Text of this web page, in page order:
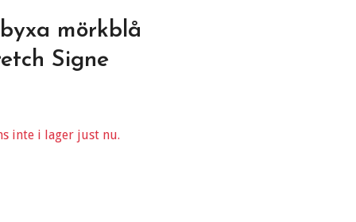
mörkblå
Signe
inte i lager just nu.